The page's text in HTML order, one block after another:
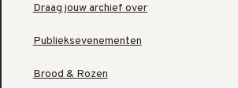
Draag jouw archief over
Publieksevenementen
Brood & Rozen